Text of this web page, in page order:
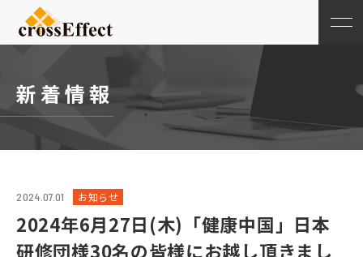
新着情報
2024.07.01 お知らせ
2024年6月27日(木)「健康中国」日本
研修団様30名の皆様にお越し頂きまし